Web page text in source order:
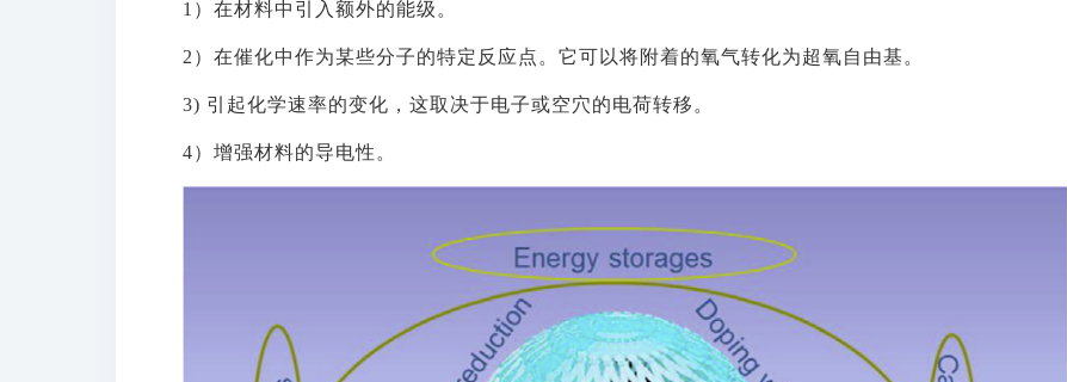
1）在材料中引入额外的能级。
2）在催化中作为某些分子的特定反应点。它可以将附着的氧气转化为超氧自由基。
3) 引起化学速率的变化，这取决于电子或空穴的电荷转移。
4）增强材料的导电性。